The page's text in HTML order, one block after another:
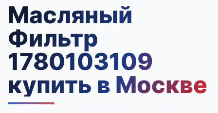
Масляный
Фильтр
1780103109
купить в Москве